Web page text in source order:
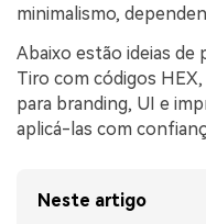
minimalismo,
Abaixo estão ideias de
Tiro com códigos
para branding, UI e
aplicá-las com
Neste artigo